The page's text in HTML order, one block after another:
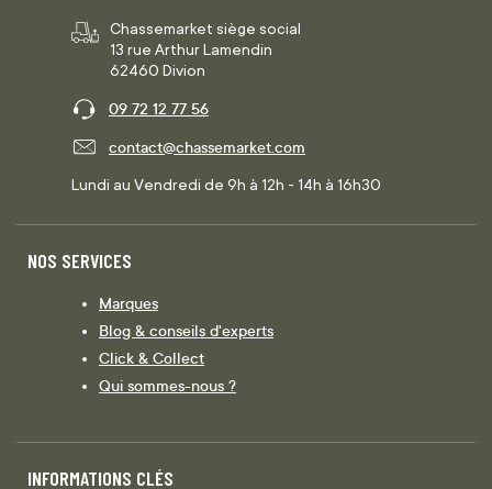
Chassemarket siège social
13 rue Arthur Lamendin
62460 Divion
09 72 12 77 56
contact@chassemarket.com
Lundi au Vendredi de 9h à 12h - 14h à 16h30
NOS SERVICES
Marques
Blog & conseils d'experts
Click & Collect
Qui sommes-nous ?
INFORMATIONS CLÉS